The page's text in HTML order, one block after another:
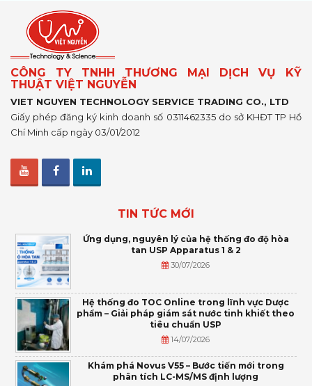
CÔNG TY TNHH THƯƠNG MẠI DỊCH VỤ KỸ
THUẬT VIỆT NGUYỄN
VIET NGUYEN TECHNOLOGY SERVICE TRADING CO., LTD
Giấy phép đăng ký kinh doanh số 0311462335 do sở KHĐT TP Hồ
Chí Minh cấp ngày 03/01/2012
TIN TỨC MỚI
Ứng dụng, nguyên lý của hệ thống đo độ hòa
tan USP Apparatus 1 & 2
30/07/2026
Hệ thống đo TOC Online trong lĩnh vực Dược
phẩm – Giải pháp giám sát nước tinh khiết theo
tiêu chuẩn USP
14/07/2026
Khám phá Novus V55 – Bước tiến mới trong
phân tích LC-MS/MS định lượng